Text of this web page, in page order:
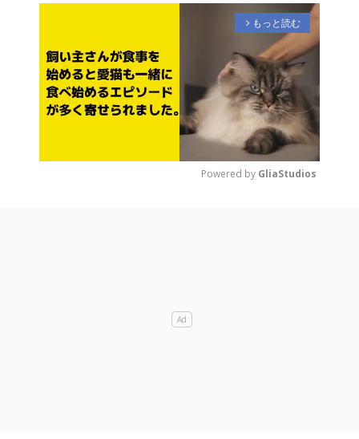
arrow_forward_ios もっと読む
Powered by GliaStudios